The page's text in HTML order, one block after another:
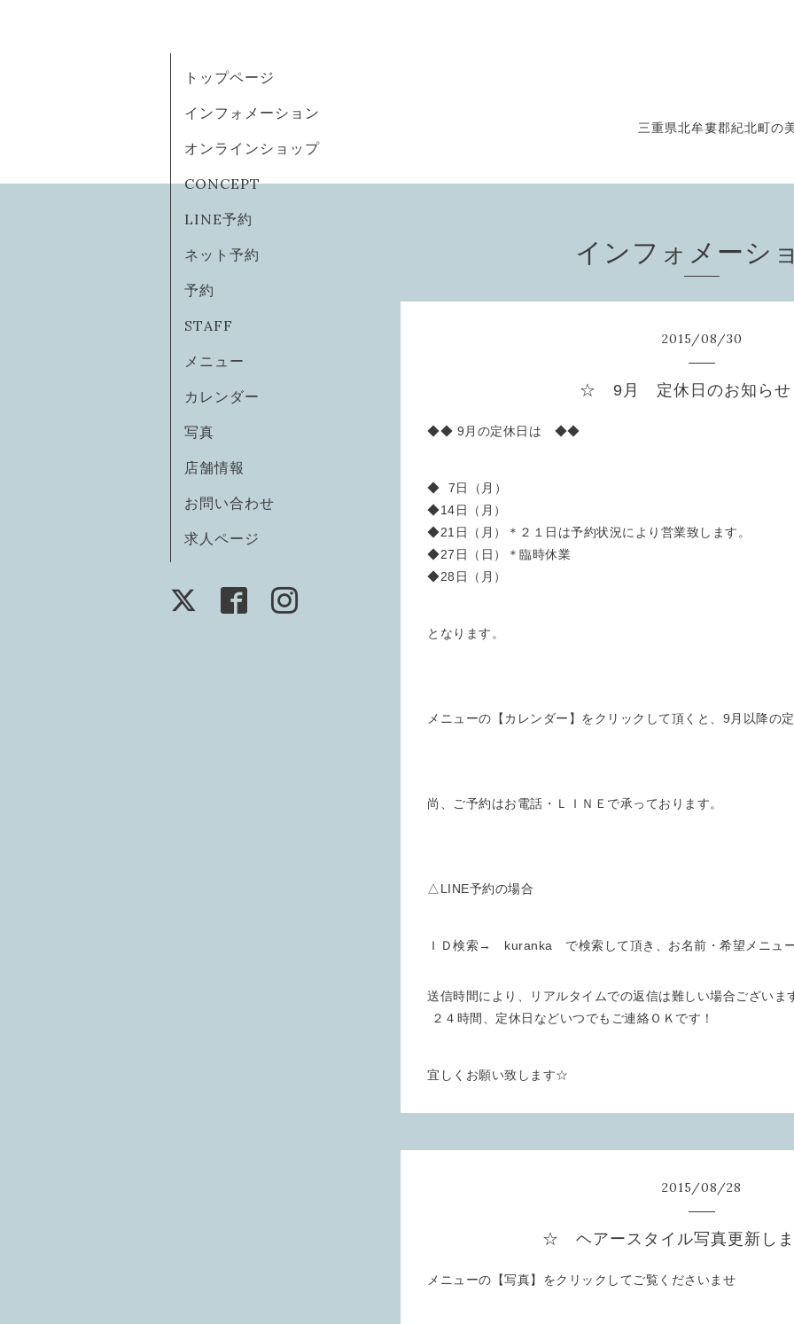
三重県北牟婁郡紀北町の
トップページ
インフォメーション
オンラインショップ
CONCEPT
LINE予約
ネット予約
予約
STAFF
メニュー
カレンダー
写真
店舗情報
お問い合わせ
求人ページ
インフォメーシ
2015/08/30
☆ 9月 定休日のお知ら
◆◆ 9月の定休日は ◆◆
◆ 7日（月）
◆14日（月）
◆21日（月）＊２１日は予約状況により営業致します。
◆27日（日）＊臨時休業
◆28日（月）
となります。
メニューの【カレンダー】をクリックして頂くと、9月以降の
尚、ご予約はお電話・ＬＩＮＥで承っております。
△LINE予約の場合
ＩＤ検索→ kuranka で検索して頂き、お名前・希望メニュ
送信時間により、リアルタイムでの返信は難しい場合ございま
２４時間、定休日などいつでもご連絡ＯＫです！
宜しくお願い致します☆
2015/08/28
☆ ヘアースタイル写真更新し
メニューの【写真】をクリックしてご覧くださいませ